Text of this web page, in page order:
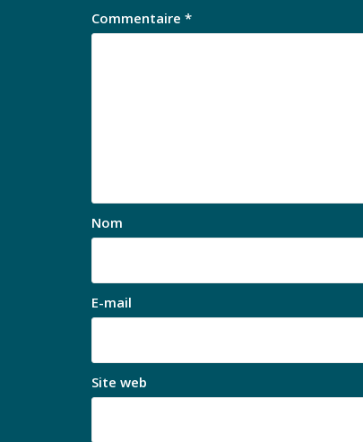
Commentaire *
Nom
E-mail
Site web